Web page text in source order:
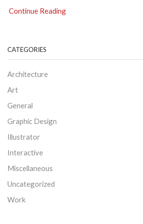
Continue Reading
CATEGORIES
Architecture
Art
General
Graphic Design
Illustrator
Interactive
Miscellaneous
Uncategorized
Work